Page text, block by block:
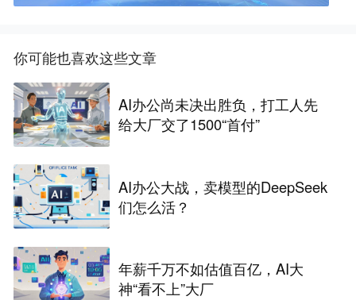
你可能也喜欢这些文章
AI办公尚未决出胜负，打工人先
给大厂交了1500“首付”
AI办公大战，卖模型的DeepSeek
们怎么活？
年薪千万不如估值百亿，AI大
神“看不上”大厂